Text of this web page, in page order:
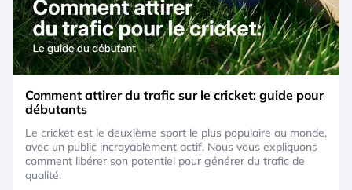
Comment attirer du trafic sur le cricket: guide pour
débutants
Le cricket est le deuxième sport le plus populaire au monde,
avec un public incroyablement actif. Nous vous expliquons
comment libérer son potentiel pour générer du trafic de
qualité.